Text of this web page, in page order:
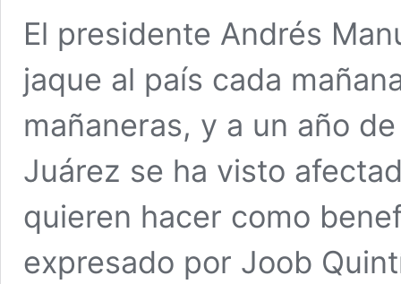
El presidente Andrés
jaque al país cada
mañaneras, y a un año
Juárez se ha visto
quieren hacer como
expresado por Joob